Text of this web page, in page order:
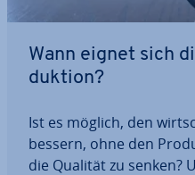
Wann eignet sich
duk­ti­on?
Ist es möglich, den
bes­sern, ohne den
die Qualität zu senken?